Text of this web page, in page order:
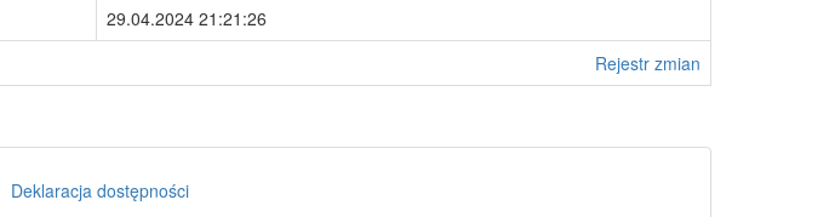
29.04.2024 21:21:26
Rejestr zmian
Deklaracja dostępności